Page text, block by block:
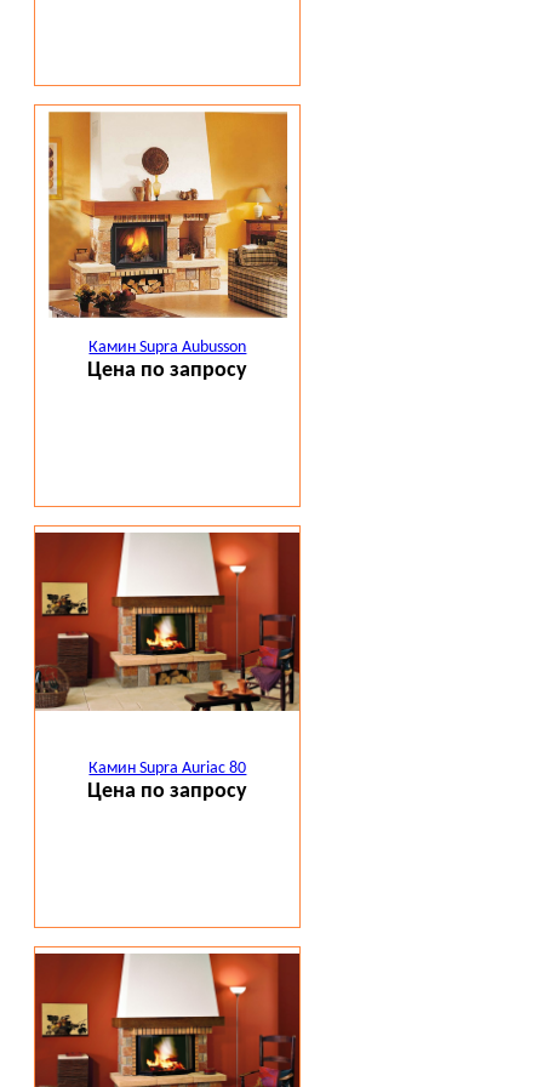
Камин Supra Aubusson
Цена по запросу
Камин Supra Auriac 80
Цена по запросу